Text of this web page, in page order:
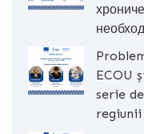
ECOU
serie
regiunii